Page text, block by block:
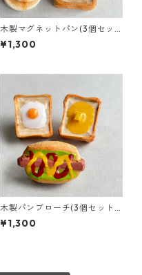
木製マグネットパン(3個セッ
ト)a
¥1,300
木製パンブローチ(3個セット)
E
¥1,300